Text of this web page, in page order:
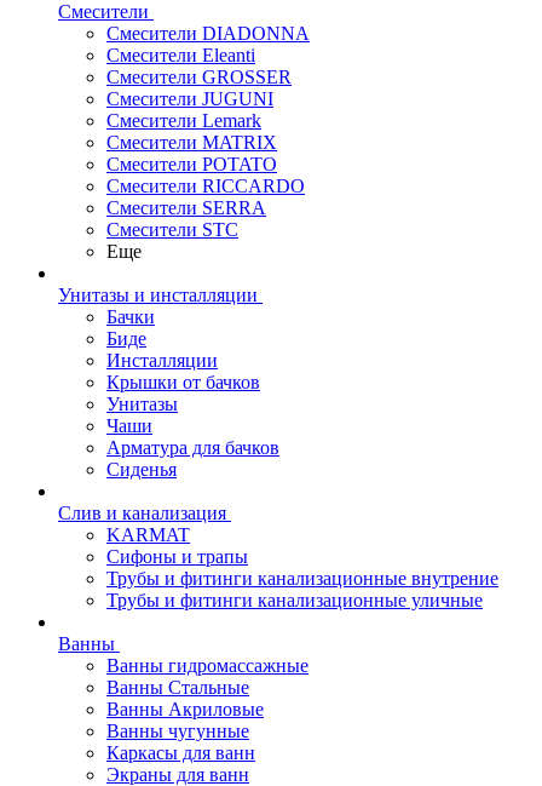
Смесители
Смесители DIADONNA
Смесители Eleanti
Смесители GROSSER
Смесители JUGUNI
Смесители Lemark
Смесители MATRIX
Смесители POTATO
Смесители RICCARDO
Смесители SERRA
Смесители STC
Еще
Унитазы и инсталляции
Бачки
Биде
Инсталляции
Крышки от бачков
Унитазы
Чаши
Арматура для бачков
Сиденья
Слив и канализация
KARMAT
Сифоны и трапы
Трубы и фитинги канализационные внутрение
Трубы и фитинги канализационные уличные
Ванны
Ванны гидромассажные
Ванны Стальные
Ванны Акриловые
Ванны чугунные
Каркасы для ванн
Экраны для ванн